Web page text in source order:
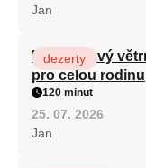
Jan
Karamelový
pro celou rodinu
dezerty
120 minut
25. 07. 2026
Jan